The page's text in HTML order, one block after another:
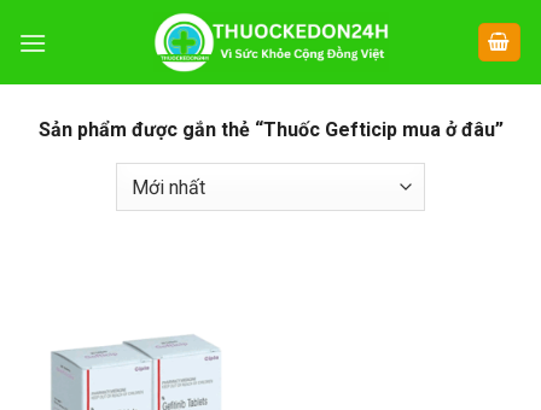
đến
Sản phẩm được gắn thẻ “Thuốc Gefticip mua ở đâu”